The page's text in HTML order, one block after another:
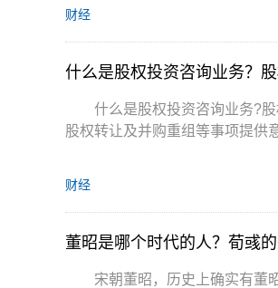
财经
什么是股权投资咨询业务？股
什么是股权投资咨询业务?
股权转让及并购重组等事项提供
财经
董昭是哪个时代的人？荀彧
宋朝董昭，历史上确实有董